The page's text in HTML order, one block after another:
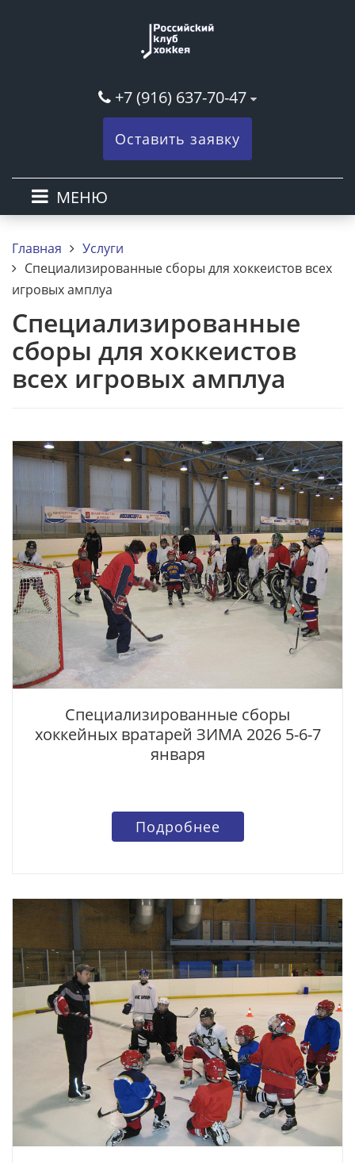
+7 (916) 637-70-47
Оставить заявку
МЕНЮ
Главная
Услуги
Специализированные сборы для хоккеистов всех
игровых амплуа
Специализированные
сборы для хоккеистов
всех игровых амплуа
Специализированные сборы
хоккейных вратарей ЗИМА 2026 5-6-7
января
Подробнее